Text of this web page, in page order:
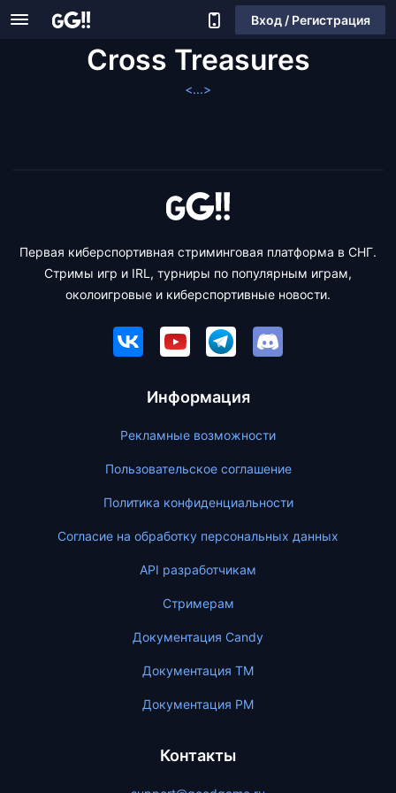
Вход / Регистрация
Cross Treasures
<...>
Первая киберспортивная стриминговая платформа в СНГ.
Стримы игр и IRL, турниры по популярным играм,
околоигровые и киберспортивные новости.
Информация
Рекламные возможности
Пользовательское соглашение
Политика конфиденциальности
Согласие на обработку персональных данных
API разработчикам
Стримерам
Документация Candy
Документация ТМ
Документация PM
Контакты